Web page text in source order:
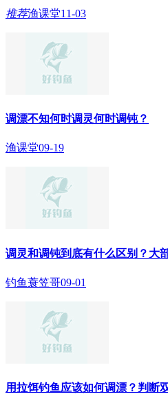
推荐渔课堂11-03
调漂不知何时调灵何时调钝？
渔课堂09-19
调灵和调钝到底有什么区别？大
钓鱼蓑笠哥09-01
用拉饵钓鱼应该如何调漂？判断